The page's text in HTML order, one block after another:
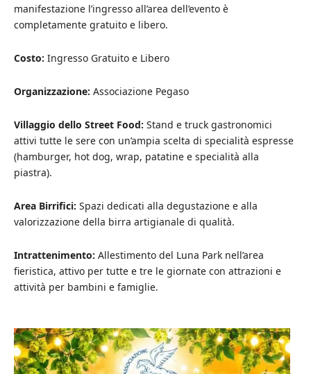
manifestazione l’ingresso all’area dell’evento è
completamente gratuito e libero.
Costo: Ingresso Gratuito e Libero
Organizzazione: Associazione Pegaso
Villaggio dello Street Food: Stand e truck gastronomici
attivi tutte le sere con un’ampia scelta di specialità espresse
(hamburger, hot dog, wrap, patatine e specialità alla
piastra).
Area Birrifici: Spazi dedicati alla degustazione e alla
valorizzazione della birra artigianale di qualità.
Intrattenimento: Allestimento del Luna Park nell’area
fieristica, attivo per tutte e tre le giornate con attrazioni e
attività per bambini e famiglie.